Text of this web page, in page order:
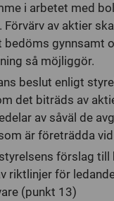
i arbetet med
av aktier
bedöms gynnsamt
så möjliggör.
beslut enligt
det biträds av
av såväl de
är företrädda
förslag till
riktlinjer för
(punkt 13)